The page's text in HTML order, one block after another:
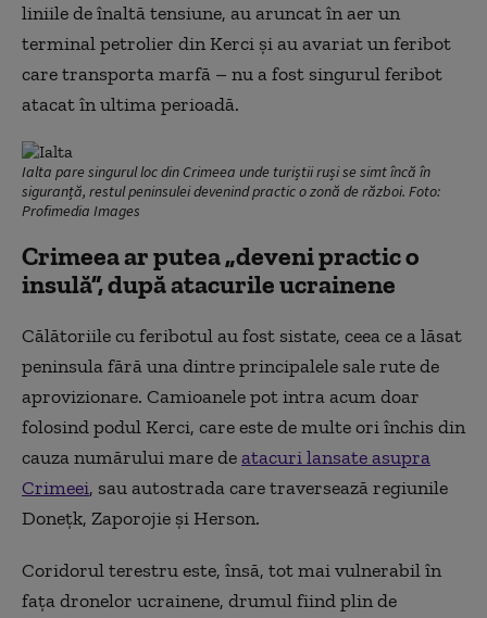
liniile de înaltă tensiune, au aruncat în aer un
terminal petrolier din Kerci și au avariat un feribot
care transporta marfă – nu a fost singurul feribot
atacat în ultima perioadă.
Ialta pare singurul loc din Crimeea unde turiștii ruși se simt încă în
siguranță, restul peninsulei devenind practic o zonă de război. Foto:
Profimedia Images
Crimeea ar putea „deveni practic o
insulă”, după atacurile ucrainene
Călătoriile cu feribotul au fost sistate, ceea ce a lăsat
peninsula fără una dintre principalele sale rute de
aprovizionare. Camioanele pot intra acum doar
folosind podul Kerci, care este de multe ori închis din
cauza numărului mare deatacuri lansate asupra
Crimeei, sau autostrada care traversează regiunile
Donețk, Zaporojie și Herson.
Coridorul terestru este, însă, tot mai vulnerabil în
fața dronelor ucrainene, drumul fiind plin de